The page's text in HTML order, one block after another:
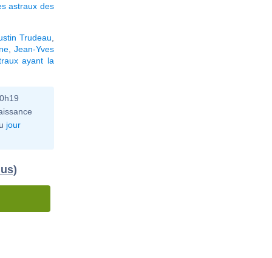
astraux des
Trudeau
,Jean-Yves
ayant la
jour